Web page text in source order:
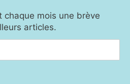
chaque mois une brève
articles.